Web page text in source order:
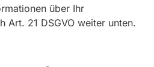
über Ihr
Art. 21 DSGVO weiter unten.